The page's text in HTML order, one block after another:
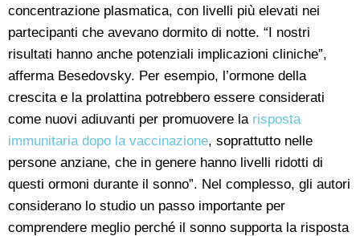
concentrazione plasmatica, con livelli più elevati nei
partecipanti che avevano dormito di notte. “I nostri
risultati hanno anche potenziali implicazioni cliniche”,
afferma Besedovsky. Per esempio, l’ormone della
crescita e la prolattina potrebbero essere considerati
come nuovi adiuvanti per promuovere la risposta
immunitaria dopo la vaccinazione, soprattutto nelle
persone anziane, che in genere hanno livelli ridotti di
questi ormoni durante il sonno”. Nel complesso, gli autori
considerano lo studio un passo importante per
comprendere meglio perché il sonno supporta la risposta